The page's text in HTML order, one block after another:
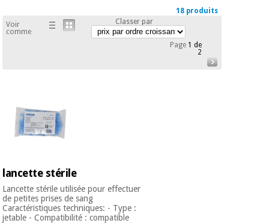
Fisaude
chinoise
thérapeutiques
Matériel de
pour les
coronavirus
Aérobic,
fitness
Fisaude
médical
Mobilier
clinique
Armoires
thérapeutiques
18 produits
Voir
comme
Classer par
Page1 de
2
lancette stérile
Lancette stérile utilisée pour effectuer
de petites prises de sang
Caractéristiques techniques: - Type :
jetable - Compatibilité : compatible